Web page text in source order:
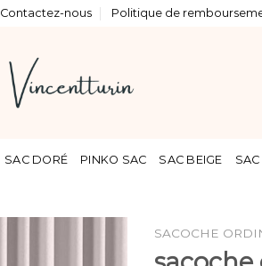
Contactez-nous Politique de
SAC DORÉ PINKO SAC SAC BEIGE
SACOCHE